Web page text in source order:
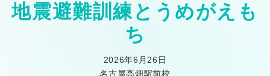
地震避難訓練とうめがえも
ち
2026年6月26日
名古屋高畑駅前校